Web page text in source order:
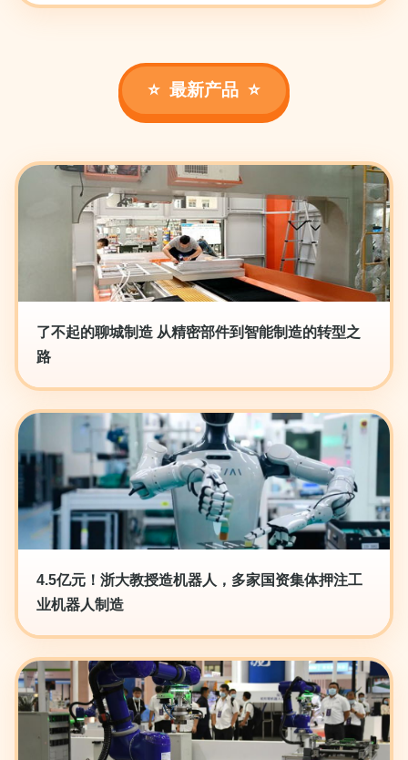
最新产品
了不起的聊城制造 从精密部件到智能制造的转型之
路
4.5亿元！浙大教授造机器人，多家国资集体押注工
业机器人制造